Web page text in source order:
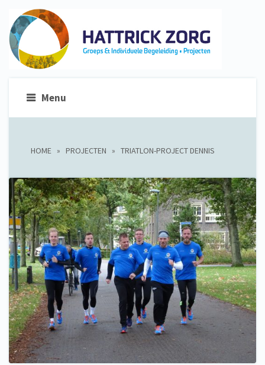
Menu
HOME »PROJECTEN »TRIATLON-PROJECT DENNIS